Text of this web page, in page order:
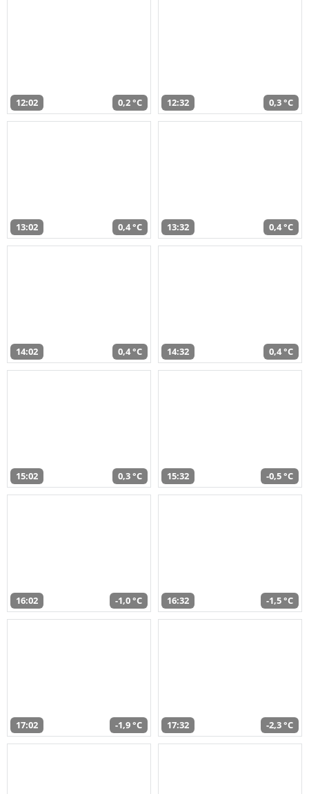
12:02 0,2 °C 12:32 0,3 °C
13:02 0,4 °C 13:32 0,4 °C
14:02 0,4 °C 14:32 0,4 °C
15:02 0,3 °C 15:32 -0,5 °C
16:02 -1,0 °C 16:32 -1,5 °C
17:02 -1,9 °C 17:32 -2,3 °C